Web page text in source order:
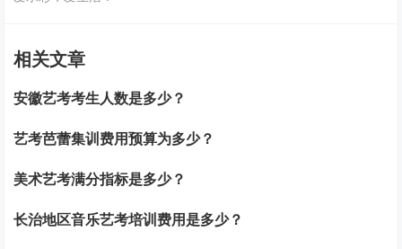
相关文章
安徽艺考考生人数是多少？
艺考芭蕾集训费用预算为多少？
美术艺考满分指标是多少？
长治地区音乐艺考培训费用是多少？